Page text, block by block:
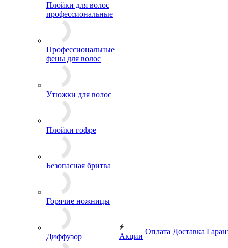
Плойки для волос
профессиональные
Профессиональные
фены для волос
Утюжки для волос
Плойки гофре
Безопасная бритва
Горячие ножницы
Диффузор Акции
Оплата Доставка